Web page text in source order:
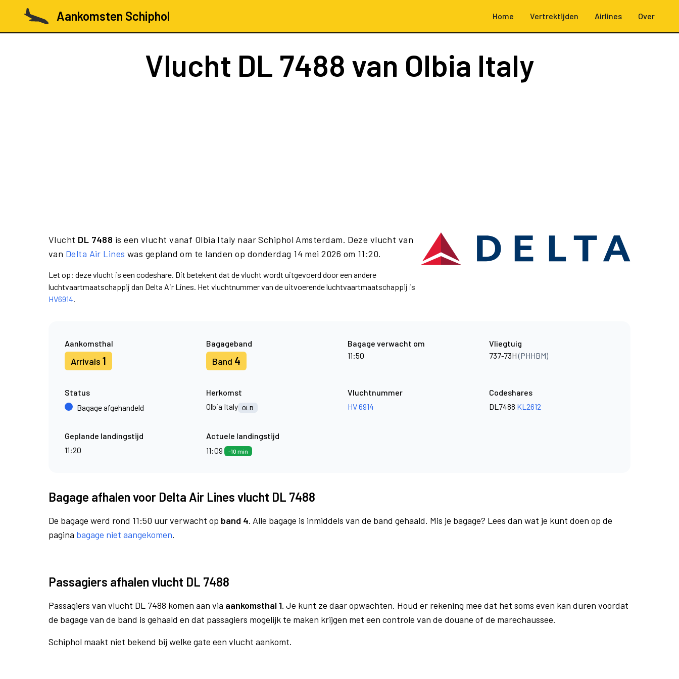
Aankomsten Schiphol Home Vertrektijden Airlines Over
Vlucht DL 7488 van Olbia Italy
Vlucht DL 7488 is een vlucht vanaf Olbia Italy naar Schiphol Amsterdam. Deze vlucht van
van Delta Air Lines was gepland om te landen op donderdag 14 mei 2026 om 11:20.
Let op: deze vlucht is een codeshare. Dit betekent dat de vlucht wordt uitgevoerd door een andere
luchtvaartmaatschappij dan Delta Air Lines. Het vluchtnummer van de uitvoerende luchtvaartmaatschappij is
HV6914.
Aankomsthal
Arrivals 1
Bagageband
Band 4
Bagage verwacht om
11:50
Vliegtuig
737-73H(PHHBM)
Status
Bagage afgehandeld
Herkomst
Olbia Italy OLB
Vluchtnummer
HV 6914
Codeshares
DL7488 KL2612
Geplande landingstijd
11:20
Actuele landingstijd
11:09
-10 min
Bagage afhalen voor Delta Air Lines vlucht DL 7488
De bagage werd rond 11:50 uur verwacht op band 4. Alle bagage is inmiddels van de band gehaald. Mis je bagage? Lees dan wat je kunt doen op de
pagina bagage niet aangekomen.
Passagiers afhalen vlucht DL 7488
Passagiers van vlucht DL 7488 komen aan via aankomsthal 1. Je kunt ze daar opwachten. Houd er rekening mee dat het soms even kan duren voordat
de bagage van de band is gehaald en dat passagiers mogelijk te maken krijgen met een controle van de douane of de marechaussee.
Schiphol maakt niet bekend bij welke gate een vlucht aankomt.